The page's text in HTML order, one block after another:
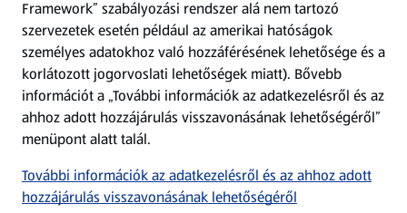
Szervizpont
(új oldalon nyílik meg)
Fedezz fel minket az interneten!
Töltsd le az ALDI Magyarország applikációt!
Framework” szabályozási rendszer alá nem tartozó
szervezetek esetén például az amerikai hatóságok
személyes adatokhoz való hozzáférésének lehetősége és a
korlátozott jogorvoslati lehetőségek miatt). Bővebb
információt a „További információk az adatkezelésről és az
ahhoz adott hozzájárulás visszavonásának lehetőségéről”
menüpont alatt talál.
További információk az adatkezelésről és az ahhoz adott
hozzájárulás visszavonásának lehetőségéről